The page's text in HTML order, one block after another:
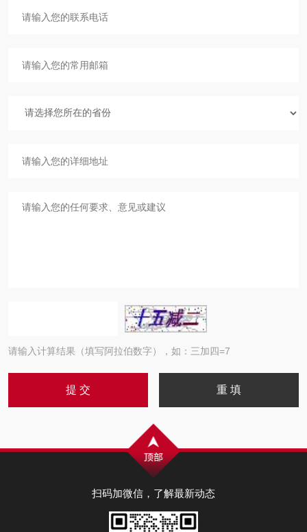
请输入计算结果（填写阿拉伯数字），如：三加四=7
扫码加微信，了解最新动态